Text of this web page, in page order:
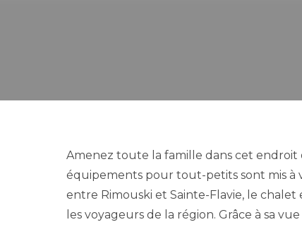
Amenez toute la famille dans cet
équipements pour tout-petits sont mis à
entre Rimouski et Sainte-Flavie, le
les voyageurs de la région. Grâce à sa